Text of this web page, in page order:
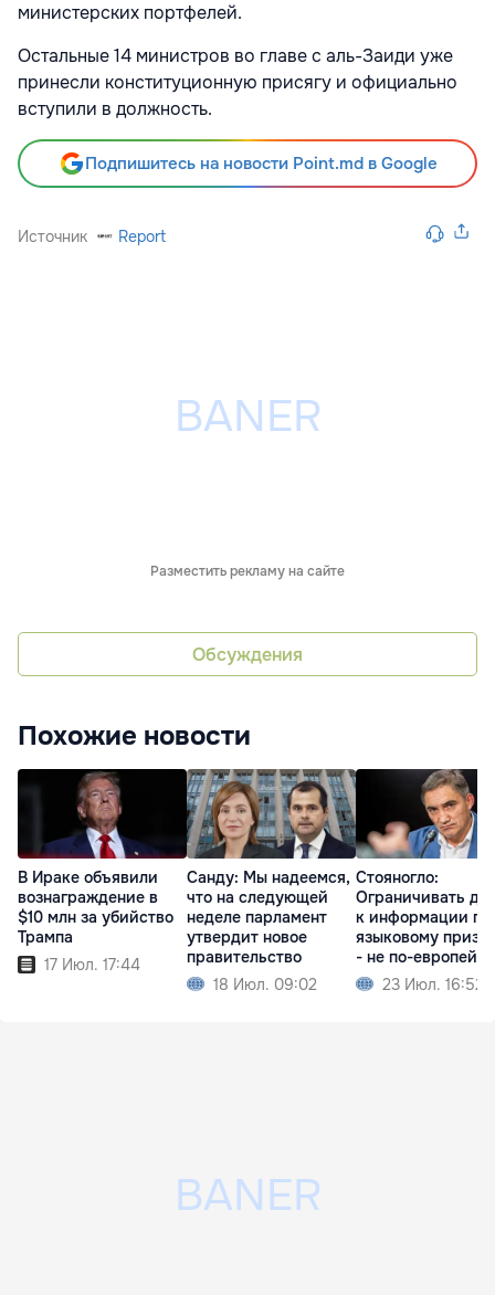
министерских портфелей.
Остальные 14 министров во главе с аль-Заиди уже
принесли конституционную присягу и официально
вступили в должность.
Подпишитесь на новости Point.md в Google
Источник Report
Разместить рекламу на сайте
Обсуждения
Похожие новости
В Ираке объявили
вознаграждение в
$10 млн за убийство
Трампа
17 Июл. 17:44
Санду: Мы надеемся,
что на следующей
неделе парламент
утвердит новое
правительство
18 Июл. 09:02
Стояногло:
Ограничивать
к информации по
языковому
- не по-
23 Июл. 16:52